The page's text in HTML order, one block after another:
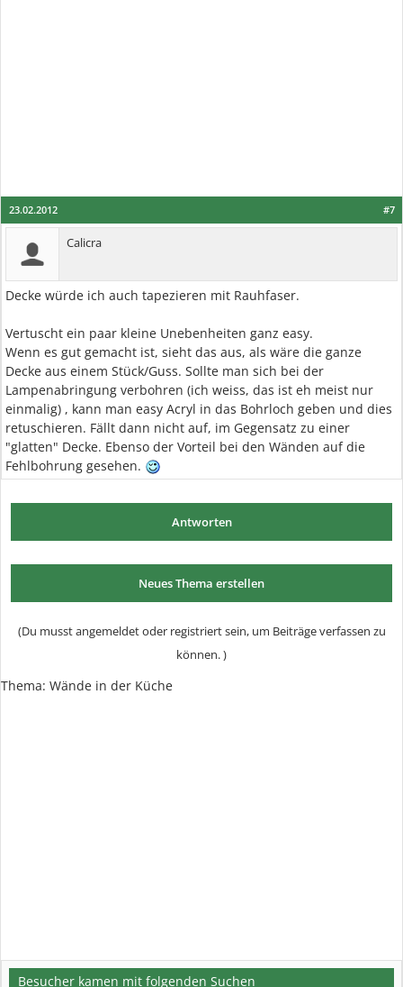
#7
23.02.2012
Calicra
Decke würde ich auch tapezieren mit Rauhfaser.
Vertuscht ein paar kleine Unebenheiten ganz easy.
Wenn es gut gemacht ist, sieht das aus, als wäre die ganze
Decke aus einem Stück/Guss. Sollte man sich bei der
Lampenabringung verbohren (ich weiss, das ist eh meist nur
einmalig) , kann man easy Acryl in das Bohrloch geben und dies
retuschieren. Fällt dann nicht auf, im Gegensatz zu einer
"glatten" Decke. Ebenso der Vorteil bei den Wänden auf die
Fehlbohrung gesehen.
Antworten
Neues Thema erstellen
(Du musst angemeldet oder registriert sein, um Beiträge verfassen zu
können. )
Thema: Wände in der Küche
Besucher kamen mit folgenden Suchen